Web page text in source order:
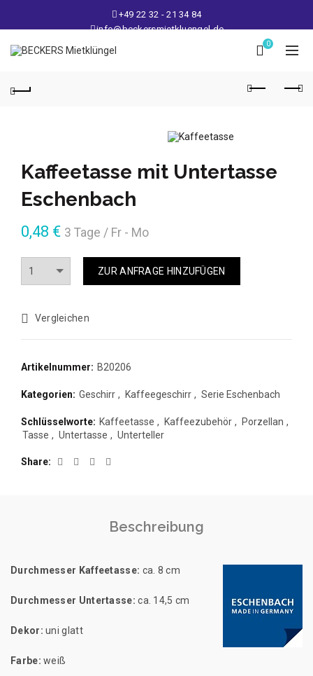
+49 22 32 - 21 34 84
info@beckersmietkluengel.de
Lager: Gutenbergstraße 1 - 50389 Wesseling
Mo - Fr: 9 – 17 Uhr, Sa: 9 – 12 Uhr
0
Kaffeetasse mit Untertasse
Eschenbach
0,48 € 3 Tage / Fr - Mo
ZUR ANFRAGE HINZUFÜGEN
Vergleichen
Artikelnummer: B20206
Kategorien: Geschirr , Kaffeegeschirr , Serie Eschenbach
Schlüsselworte: Kaffeetasse , Kaffeezubehör , Porzellan ,
Tasse , Untertasse , Unterteller
Share
Beschreibung
Durchmesser Kaffeetasse: ca. 8 cm
Durchmesser Untertasse: ca. 14,5 cm
Dekor: uni glatt
Farbe: weiß